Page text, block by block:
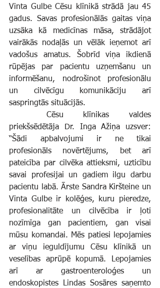
Vinta Gulbe Cēsu klīnikā strādā jau 45
gadus. Savas profesionālās gaitas viņa
uzsāka kā medicīnas māsa, strādājot
vairākās nodaļās un vēlāk ieņemot arī
vadošus amatus. Šobrīd viņa ikdienā
rūpējas par pacientu uzņemšanu un
informēšanu, nodrošinot profesionālu
un cilvēcīgu komunikāciju arī
saspringtās situācijās.
priekšsēdētāja Dr. Inga Ažiņa uzsver:
“Šādi apbalvojumi ir ne tikai
profesionāls novērtējums, bet arī
pateicība par cilvēka attieksmi, uzticību
savai profesijai un gadiem ilgu darbu
pacientu labā. Ārste Sandra Kiršteine un
Vinta Gulbe ir kolēģes, kuru pieredze,
profesionalitāte un cilvēcība ir ļoti
nozīmīga gan pacientiem, gan visai
mūsu komandai. Mēs patiesi lepojamies
ar viņu ieguldījumu Cēsu klīnikā un
veselības aprūpē kopumā. Lepojamies
arī ar gastroenteroloģes un
endoskopistes Lindas Sosāres saņemto